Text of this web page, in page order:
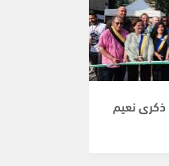
ذكرى نعيم